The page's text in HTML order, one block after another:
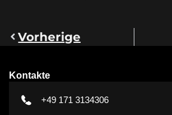
Vorherige
Kontakte
+49 171 3134306